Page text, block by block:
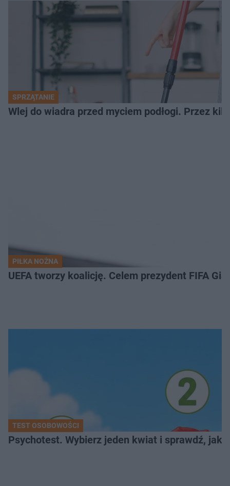
SPRZĄTANIE
Wlej do wiadra przed myciem podłogi. Przez
PIŁKA NOŻNA
UEFA tworzy koalicję. Celem prezydent FIFA
TEST OSOBOWOŚCI
Psychotest. Wybierz jeden kwiat i sprawdź, jaki